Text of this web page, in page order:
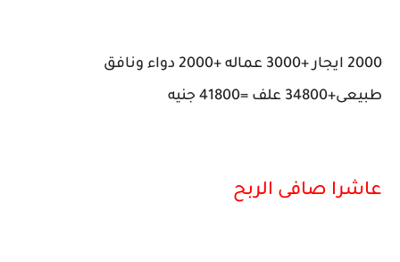
2000 ايجار +3000 عماله +2000 دواء ونافق
طبيعى+34800 علف =41800 جنيه
عاشرا صافى الربح